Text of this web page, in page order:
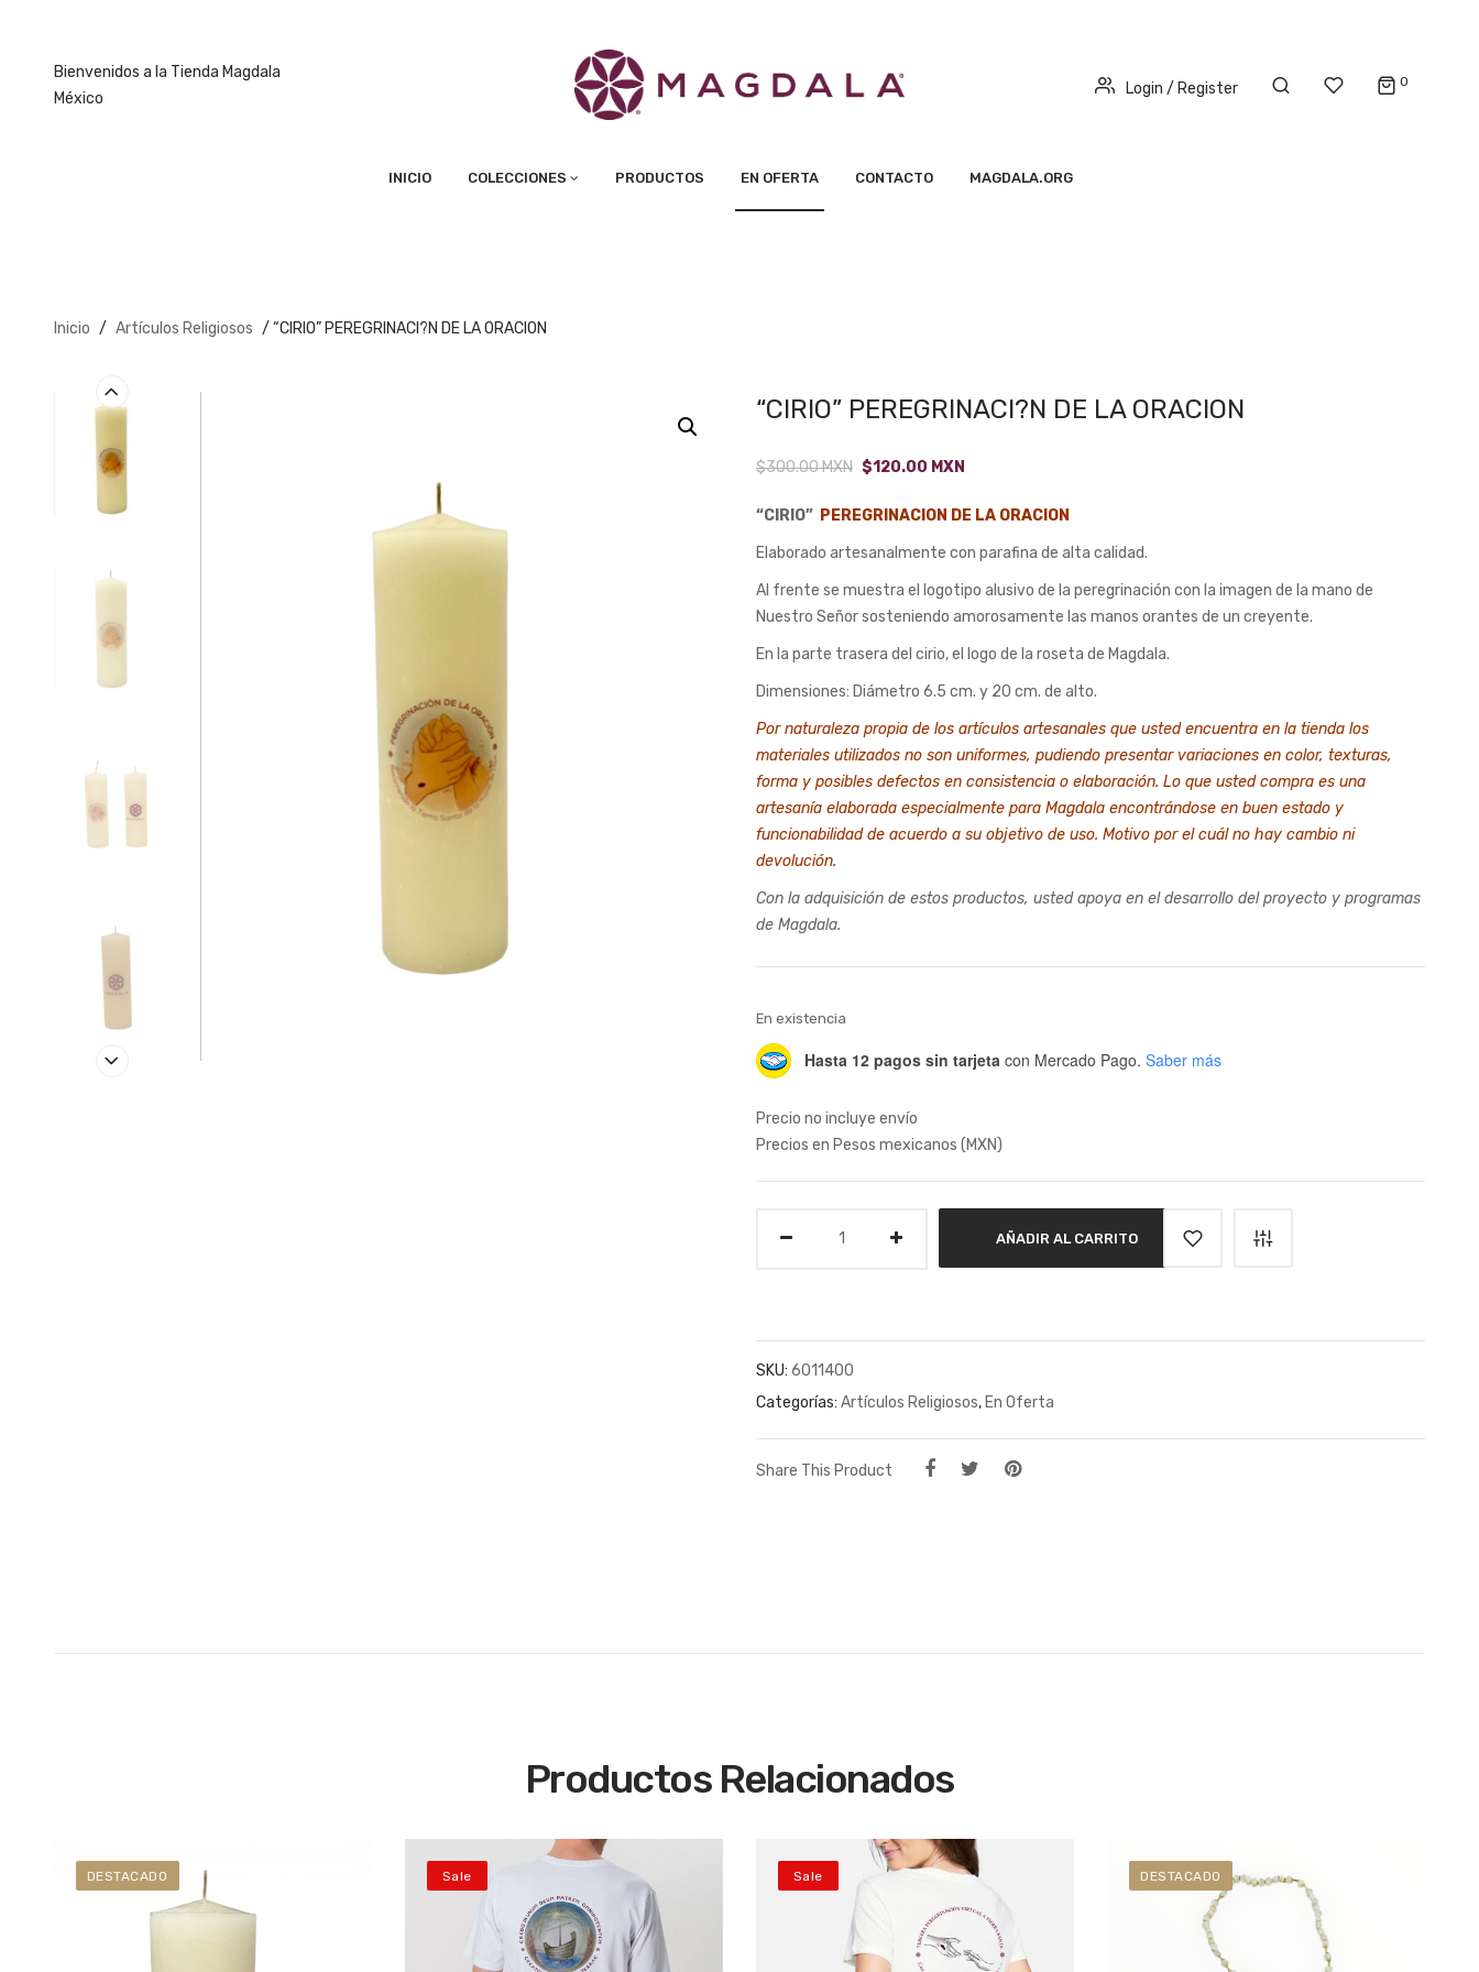
Bienvenidos a la Tienda Magdala
México
Login / Register 0
INICIO COLECCIONES PRODUCTOS EN OFERTA CONTACTO MAGDALA.ORG
Inicio / Artículos Religiosos / “CIRIO” PEREGRINACI?N DE LA ORACION
“CIRIO” PEREGRINACI?N DE LA ORACION
$300.00MXN Original
was:
$300.00.
$120.00 MXNCurrent
is:
$120.00.
“CIRIO” PEREGRINACION DE LA ORACION
Elaborado artesanalmente con parafina de alta calidad.
Al frente se muestra el logotipo alusivo de la peregrinación con la imagen de la mano de
Nuestro Señor sosteniendo amorosamente las manos orantes de un creyente.
En la parte trasera del cirio, el logo de la roseta de Magdala.
Dimensiones: Diámetro 6.5 cm. y 20 cm. de alto.
Por naturaleza propia de los artículos artesanales que usted encuentra en la tienda los
materiales utilizados no son uniformes, pudiendo presentar variaciones en color, texturas,
forma y posibles defectos en consistencia o elaboración. Lo que usted compra es una
artesanía elaborada especialmente para Magdala encontrándose en buen estado y
funcionabilidad de acuerdo a su objetivo de uso. Motivo por el cuál no hay cambio ni
devolución.
Con la adquisición de estos productos, usted apoya en el desarrollo del proyecto y programas
de Magdala.
En existencia
Hasta 12 pagos sin tarjetacon Mercado Pago. Saber más
Precio no incluye envío
Precios en Pesos mexicanos (MXN)
AÑADIR AL CARRITO
SKU: 6011400
Categorías: Artículos Religiosos, En Oferta
Share This Product
Productos Relacionados
DESTACADO Sale Sale DESTACADO